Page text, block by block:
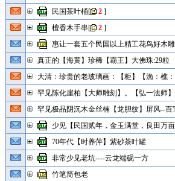
民国茶叶桶[ 2]
檀香木手串[ 2]
惠让一套五个民国以上精工花鸟好木
真正的【海黄】珍稀【霸王】大佛珠:29粒
大清：珍贵的老玻璃画：【柜】【漁：樵：
罕见陈化崖柏【大师雕刻】。【弘一法师
罕见极品阴沉木金丝楠【龙胆纹】屏风--百
少见【民国贰年，金玉满堂，良田万
70年代【时养萍】紫砂茶叶罐
非常少见老坑----云龙端砚一方
竹笔筒包老